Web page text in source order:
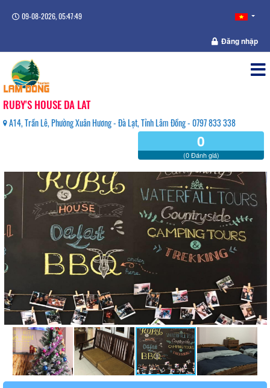
09-08-2026, 05:47:50
Đăng nhập
RUBY'S HOUSE DA LAT
A14, Trần Lê, Phường Xuân Hương - Đà Lạt, Tỉnh Lâm Đồng - 0797 833 338
0
(0 Đánh giá)